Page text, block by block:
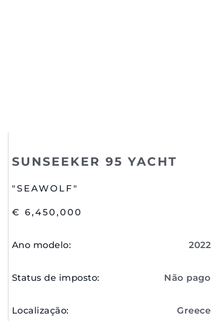
SUNSEEKER 95 YACHT
"SEAWOLF"
€ 6,450,000
Ano modelo: 2022
Status de imposto: Não pago
Localização: Greece